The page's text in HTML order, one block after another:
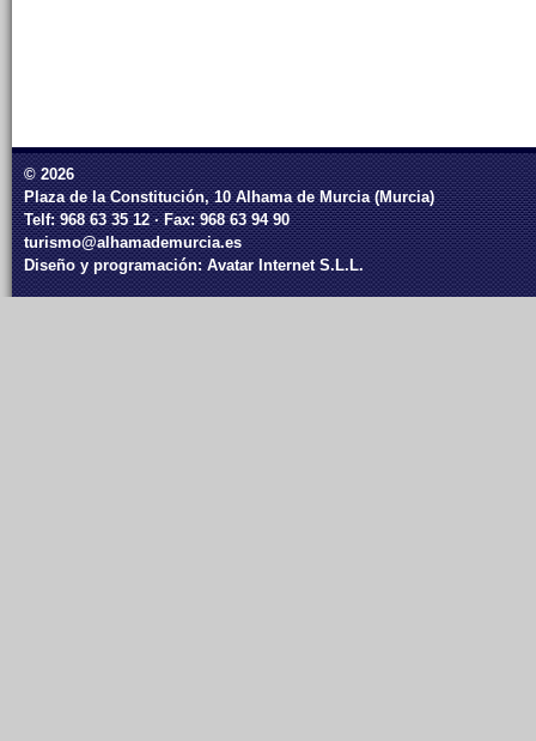
© 2026
Plaza de la Constitución, 10 Alhama de Murcia (Murcia)
Telf: 968 63 35 12 · Fax: 968 63 94 90
turismo@alhamademurcia.es
Diseño y programación:Avatar Internet S.L.L.